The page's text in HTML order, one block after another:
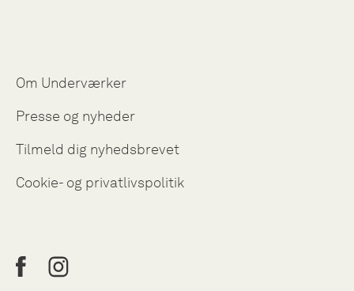
Om Underværker
Presse og nyheder
Tilmeld dig nyhedsbrevet
Cookie- og privatlivspolitik